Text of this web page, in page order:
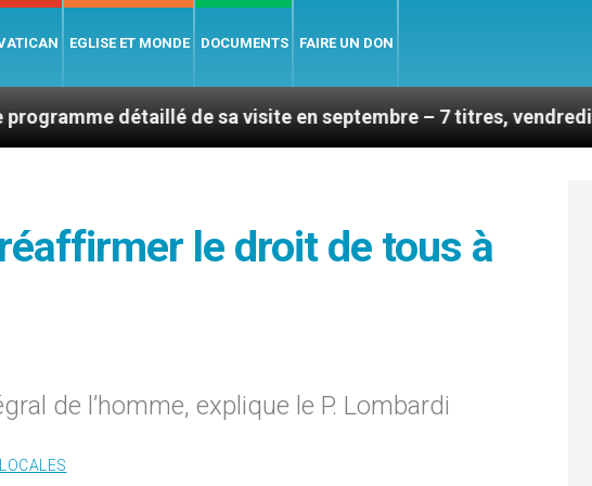
EGLISE ET MONDE DOCUMENTS FAIRE UN DON
détaillé de sa visite en septembre – 7 titres, vendredi 7 août 2026
le droit de tous à
de l’homme, explique le P. Lombardi